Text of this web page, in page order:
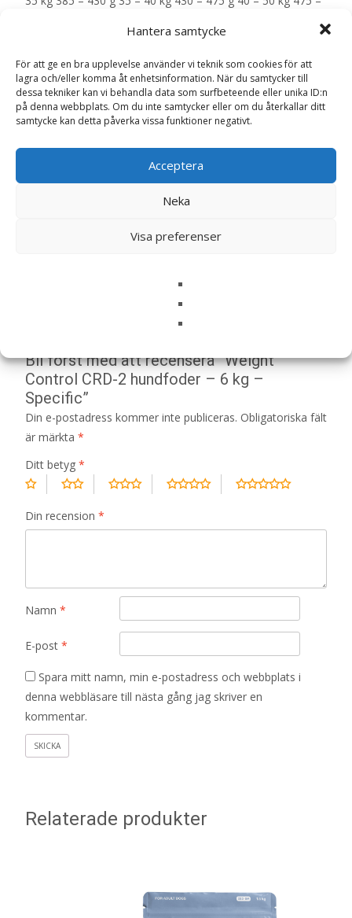
Hantera samtycke
För att ge en bra upplevelse använder vi teknik som cookies för att
lagra och/eller komma åt enhetsinformation. När du samtycker till
dessa tekniker kan vi behandla data som surfbeteende eller unika ID:n
på denna webbplats. Om du inte samtycker eller om du återkallar ditt
samtycke kan detta påverka vissa funktioner negativt.
Acceptera
Neka
Visa preferenser
80 kg 725 – 800 g – EAN: 5701170111835
LÄS MERA & KÖP
Veterinärfoder Etikett:Specific
Bli först med att recensera ”Weight
Control CRD-2 hundfoder – 6 kg –
Specific”
Din e-postadress kommer inte publiceras. Obligatoriska fält
är märkta *
Ditt betyg *
Din recension *
Namn *
E-post *
Spara mitt namn, min e-postadress och webbplats i
denna webbläsare till nästa gång jag skriver en
kommentar.
Relaterade produkter